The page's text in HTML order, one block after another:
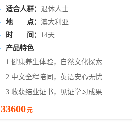
适合人群： 退休人士
地
点： 澳大利亚
时
间 ： 14天
产品特色
1.健康养生体验，自然文化探索
2.中文全程陪同，英语安心无忧
3.收获结业证书，见证学习成果
33600元